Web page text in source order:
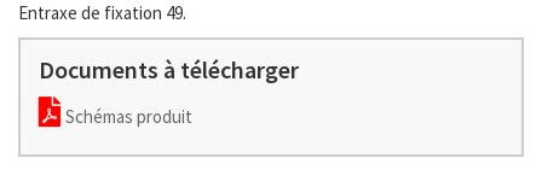
Entraxe de fixation 49.
Documents à télécharger
Schémas produit